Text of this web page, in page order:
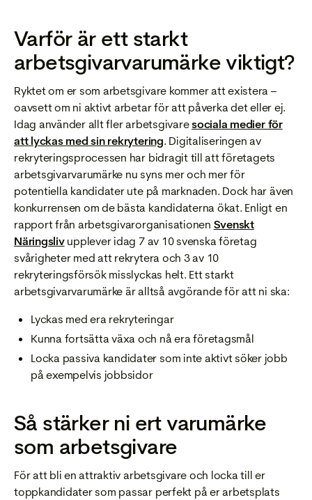
Varför är ett starkt
arbetsgivarvarumärke viktigt?
Ryktet om er som arbetsgivare kommer att existera –
oavsett om ni aktivt arbetar för att påverka det eller ej.
Idag använder allt fler arbetsgivaresociala medier för
att lyckas med sin rekrytering. Digitaliseringen av
rekryteringsprocessen har bidragit till att företagets
arbetsgivarvarumärke nu syns mer och mer för
potentiella kandidater ute på marknaden. Dock har även
konkurrensen om de bästa kandidaterna ökat. Enligt en
rapport från arbetsgivarorganisationen Svenskt
Näringslivupplever idag 7 av 10 svenska företag
svårigheter med att rekrytera och 3 av 10
rekryteringsförsök misslyckas helt. Ett starkt
arbetsgivarvarumärke är alltså avgörande för att ni ska:
Lyckas med era rekryteringar
Kunna fortsätta växa och nå era företagsmål
Locka passiva kandidater som inte aktivt söker jobb
på exempelvis jobbsidor
Så stärker ni ert varumärke
som arbetsgivare
För att bli en attraktiv arbetsgivare och locka till er
toppkandidater som passar perfekt på er arbetsplats